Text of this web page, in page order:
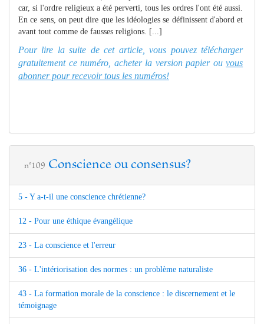
car, si l'ordre religieux a été perverti, tous les ordres l'ont été aussi.
En ce sens, on peut dire que les idéologies se définissent d'abord et
avant tout comme de fausses religions. [...]
Pour lire la suite de cet article, vous pouvez télécharger
gratuitement ce numéro, acheter la version papier ouvous
abonner pour recevoir tous les numéros!
n°109 Conscience ou consensus?
5 - Y a-t-il une conscience chrétienne?
12 - Pour une éthique évangélique
23 - La conscience et l'erreur
36 - L'intériorisation des normes : un problème naturaliste
43 - La formation morale de la conscience : le discernement et le
témoignage